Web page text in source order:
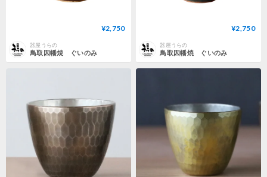
¥2,750
器屋うらの
鳥取因幡焼 ぐいのみ
¥2,750
器屋うらの
鳥取因幡焼 ぐいのみ